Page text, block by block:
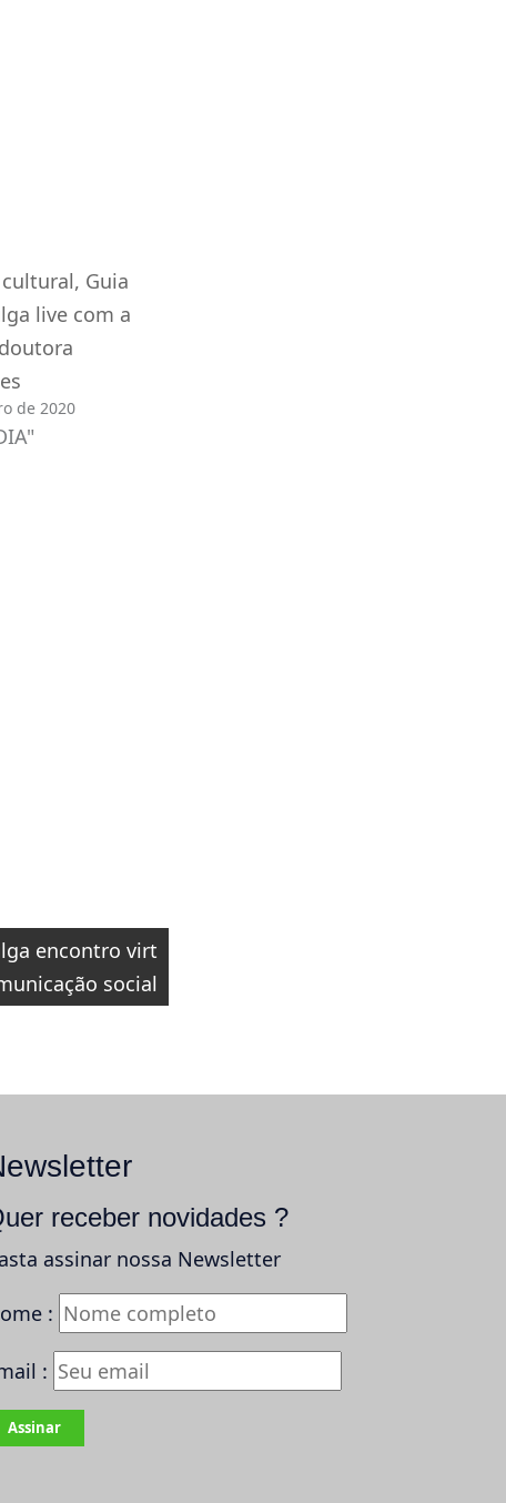
Guia
live com a
de 2020
encontro virt
social
receber novidades ?
assinar nossa Newsletter
:
: